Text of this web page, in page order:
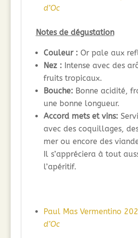
d’Oc
Notes de dégustation
Couleur : Or pale aux
Nez : Intense avec des
fruits tropicaux.
Bouche: Bonne acidité,
une bonne longueur.
Accord mets et vins:
avec des coquillages,
mer ou encore des
Il s’appréciera à tout
l’apéritif.
Paul Mas Vermentino
d’Oc